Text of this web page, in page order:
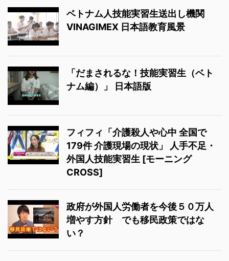
ベトナム人技能実習生送出し機関
VINAGIMEX 日本語教育風景
「だまされるな！技能実習生（ベト
ナム編）」 日本語版
フィフィ「介護殺人や心中 全国で
179件 介護現場の現状」 人手不足・
外国人技能実習生 [モーニング
CROSS]
政府が外国人労働者を今後５０万人
増やす方針 でも移民政策ではな
い？